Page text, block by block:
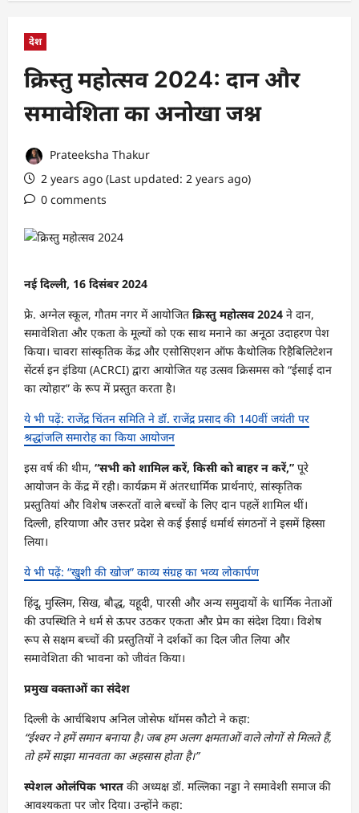
देश
क्रिस्तु महोत्सव 2024: दान और
समावेशिता का अनोखा जश्न
Prateeksha Thakur
2 years ago (Last updated: 2 years ago)
0 comments
नई दिल्ली, 16 दिसंबर 2024
फ्रे. अग्नेल स्कूल, गौतम नगर में आयोजितक्रिस्तु महोत्सव 2024 ने दान,
समावेशिता और एकता के मूल्यों को एक साथ मनाने का अनूठा उदाहरण पेश
किया। चावरा सांस्कृतिक केंद्र और एसोसिएशन ऑफ कैथोलिक रिहैबिलिटेशन
सेंटर्स इन इंडिया (ACRCI) द्वारा आयोजित यह उत्सव क्रिसमस को “ईसाई दान
का त्योहार” के रूप में प्रस्तुत करता है।
ये भी पढ़ें: राजेंद्र चिंतन समिति ने डॉ. राजेंद्र प्रसाद की 140वीं जयंती पर
श्रद्धांजलि समारोह का किया आयोजन
इस वर्ष की थीम, “सभी को शामिल करें, किसी को बाहर न करें,” पूरे
आयोजन के केंद्र में रही। कार्यक्रम में अंतरधार्मिक प्रार्थनाएं, सांस्कृतिक
प्रस्तुतियां और विशेष जरूरतों वाले बच्चों के लिए दान पहलें शामिल थीं।
दिल्ली, हरियाणा और उत्तर प्रदेश से कई ईसाई धर्मार्थ संगठनों ने इसमें हिस्सा
लिया।
ये भी पढ़ें: “खुशी की खोज” काव्य संग्रह का भव्य लोकार्पण
हिंदू, मुस्लिम, सिख, बौद्ध, यहूदी, पारसी और अन्य समुदायों के धार्मिक नेताओं
की उपस्थिति ने धर्म से ऊपर उठकर एकता और प्रेम का संदेश दिया। विशेष
रूप से सक्षम बच्चों की प्रस्तुतियों ने दर्शकों का दिल जीत लिया और
समावेशिता की भावना को जीवंत किया।
प्रमुख वक्ताओं का संदेश
दिल्ली के आर्चबिशप अनिल जोसेफ थॉमस कौटो ने कहा:
“ईश्वर ने हमें समान बनाया है। जब हम अलग क्षमताओं वाले लोगों से मिलते हैं,
तो हमें साझा मानवता का अहसास होता है।”
स्पेशल ओलंपिक भारत की अध्यक्ष डॉ. मल्लिका नड्डा ने समावेशी समाज की
आवश्यकता पर जोर दिया। उन्होंने कहा: